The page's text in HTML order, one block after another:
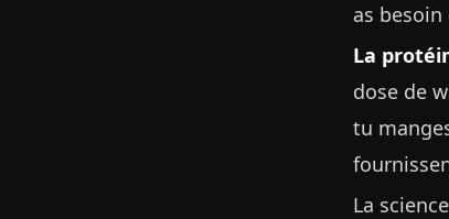
as
La
dose de
tu
La